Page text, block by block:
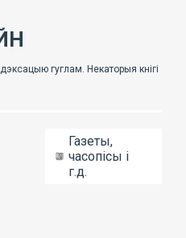
Газеты,
часопісы і
г.д.